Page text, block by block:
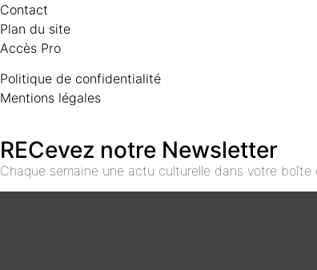
Contact
Plan du site
Accès Pro
Politique de confidentialité
Mentions légales
RECevez notre Newsletter
Chaque semaine une actu culturelle dans votre boîte